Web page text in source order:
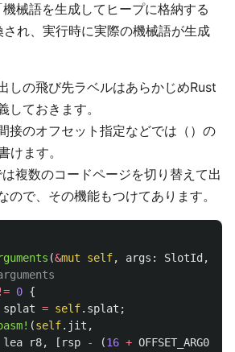
械語を生成してヒープに格納する
れ、実行時に実際の機械語が生成
しの飛び先ラベルはあらかじめRust
しておきます。
接のオフセット指定などでは（）の
けます。
複数のコードページを切り替えて出
ので、その機能もつけてあります。
(&mut self, args : SlotId ,
!= 0 {
splat = self.splat ;
(self.jit ,
lea
r8, [ rsp - (16 + OFFSET_ARG0